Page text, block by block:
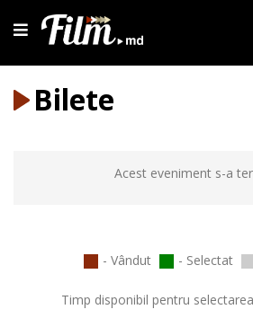
Bilete
Acest eveniment s-a
- Vândut - Selectat
Timp disponibil pentru